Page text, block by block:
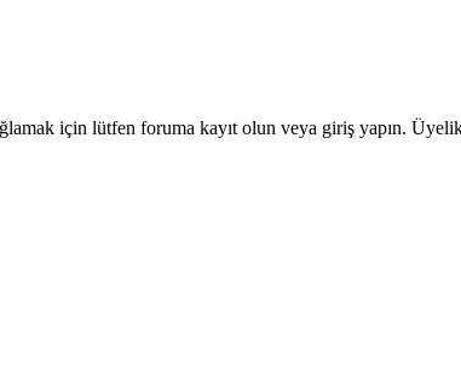
için lütfen foruma kayıt olun veya giriş yapın. Üyelik